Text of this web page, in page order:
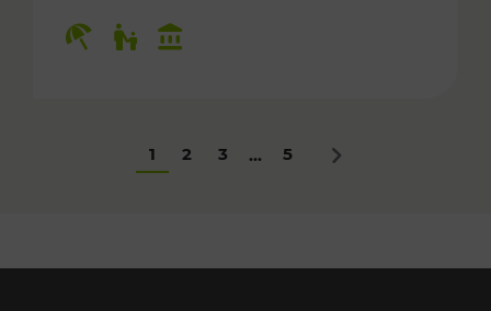
1 2 3 ... 5 Nächstes